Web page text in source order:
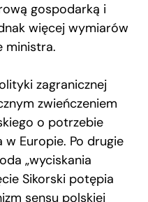
gospodarką i
więcej wymiarów
ministra.
zagranicznej
zwieńczeniem
o potrzebie
Europie. Po drugie
„wyciskania
Sikorski potępia
sensu polskiej